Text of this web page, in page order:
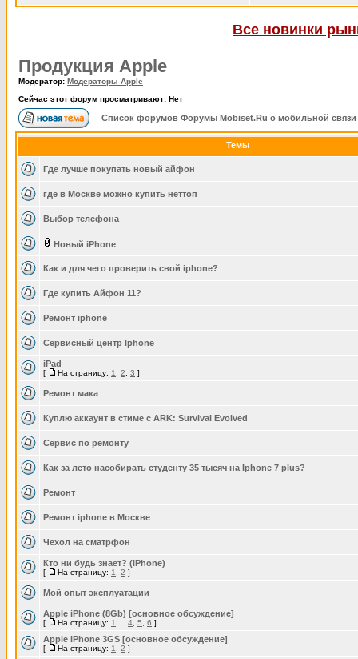
Все новинки
Продукция Apple
Модератор: Модераторы Apple
Сейчас этот форум просматривают: Нет
Список форумов Форумы Mobiset.Ru о мобильной связи
Темы
Где лучше покупать новый айфон
где в Москве можно купить неттоп
Выбор телефона
Новый iPhone
Как и для чего проверить свой iphone?
Где купить Айфон 11?
Ремонт iphone
Сервисный центр Iphone
iPad
[ На страницу: 1 2 3 ]
Ремонт мака
Куплю аккаунт в стиме с ARK: Survival Evolved
Сервис по ремонту
Как за лето насобирать студенту 35 тысяч на Iphone 7 plus?
Ремонт
Ремонт iphone в Москве
Чехол на сматрфон
Кто ни будь знает? (iPhone)
[ На страницу: 1 2 ]
Мой опыт эксплуатации
Apple iPhone (8Gb) [основное обсуждение]
[ На страницу: 1 4 5 6 ]
Apple iPhone 3GS [основное обсуждение]
[ На страницу: 1 2 ]